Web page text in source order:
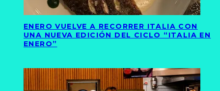
ENERO VUELVE A RECORRER ITALIA CON
UNA NUEVA EDICIÓN DEL CICLO “ITALIA EN
ENERO”